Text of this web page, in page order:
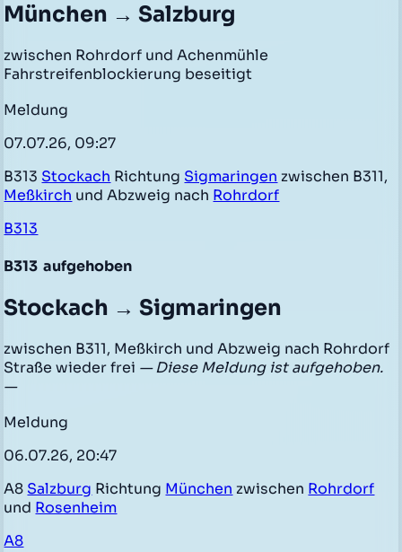
München → Salzburg
zwischen Rohrdorf und Achenmühle
Fahrstreifenblockierung beseitigt
Meldung
07.07.26, 09:27
B313 Stockach Richtung Sigmaringen zwischen B311,
Meßkirch und Abzweig nach Rohrdorf
B313
B313 aufgehoben
Stockach → Sigmaringen
zwischen B311, Meßkirch und Abzweig nach Rohrdorf
Straße wieder frei — Diese Meldung ist aufgehoben.
—
Meldung
06.07.26, 20:47
A8 Salzburg Richtung München zwischen Rohrdorf
und Rosenheim
A8